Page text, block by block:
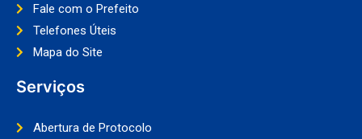
Fale com o Prefeito
Telefones Úteis
Mapa do Site
Serviços
Abertura de Protocolo